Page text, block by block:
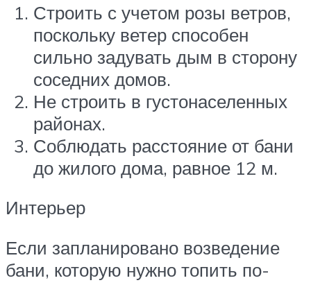
Строить с учетом розы ветров,
поскольку ветер способен
сильно задувать дым в сторону
соседних домов.
Не строить в густонаселенных
районах.
Соблюдать расстояние от бани
до жилого дома, равное 12 м.
Интерьер
Если запланировано возведение
бани, которую нужно топить по-